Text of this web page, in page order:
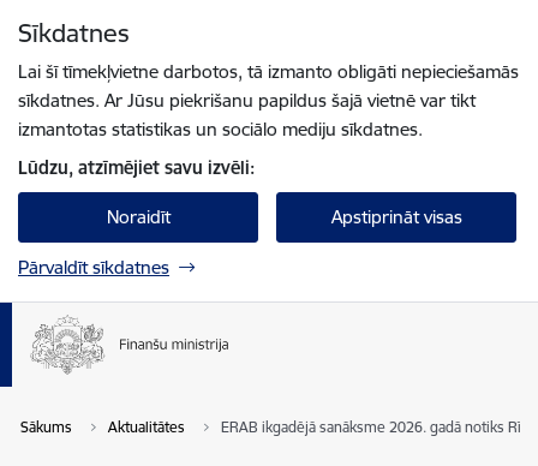
Sīkdatnes
Lai šī tīmekļvietne darbotos, tā izmanto obligāti nepieciešamās
sīkdatnes. Ar Jūsu piekrišanu papildus šajā vietnē var tikt
izmantotas statistikas un sociālo mediju sīkdatnes.
Lūdzu, atzīmējiet savu izvēli:
Noraidīt Apstiprināt visas
Pārvaldīt sīkdatnes
Sākums Aktualitātes ERAB ikgadējā sanāksme 2026. gadā notiks Rīgā